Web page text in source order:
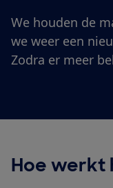
We houden de
we weer een
Zodra er meer
Hoe werkt